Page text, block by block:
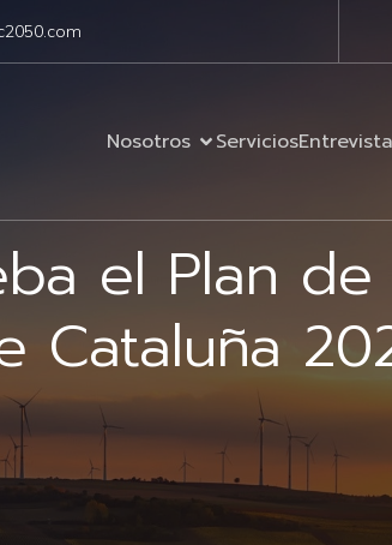
Nosotros Servicios
el Plan
Cataluña